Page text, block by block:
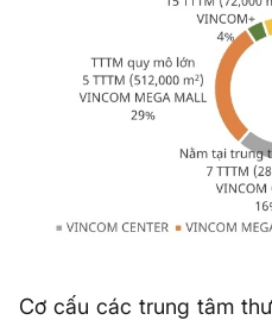
Cơ cấu các trung tâm